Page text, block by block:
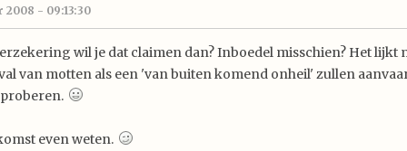
2008 - 09:13:30
wil je dat claimen dan? Inboedel misschien? Het lijkt
van motten als een 'van buiten komend onheil' zullen
even weten.